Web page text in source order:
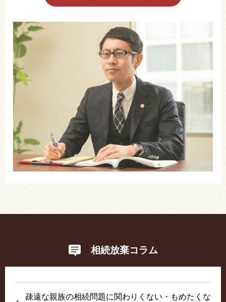
相続放棄コラム
疎遠な親族の相続問題に関わりくない・もめたくな